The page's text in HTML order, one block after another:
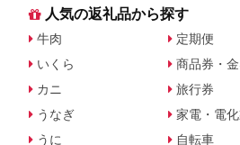
人気の返礼品から探す
牛肉
いくら
カニ
うなぎ
うに
定期便
商品券・
旅行券
家電・電
自転車